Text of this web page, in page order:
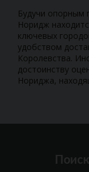
Будучи опорным
Норидж
ключевых
удобством
Королевства.
достоинству
Нориджа,